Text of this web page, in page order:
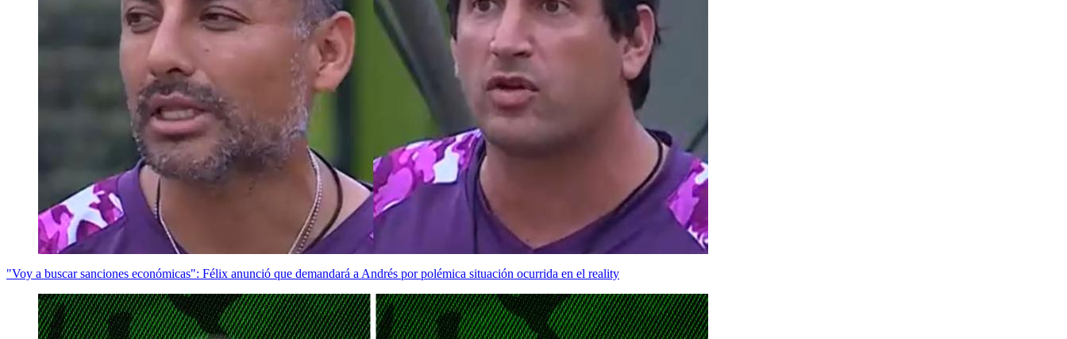
"Voy a buscar sanciones económicas": Félix anunció que demandará a Andrés por polémica situación ocurrida en el reality